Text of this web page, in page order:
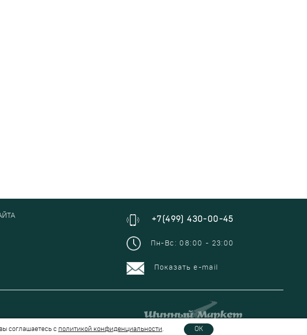
+7(499) 430-00-45
Пн-Вс: 08:00 - 23:00
Показать e-mail
соглашаетесь с политикой конфиденциальности. OK